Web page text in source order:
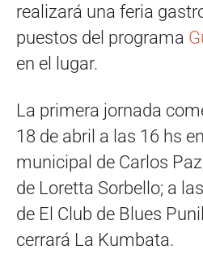
realizará una feria
puestos del programa
en el lugar.
La primera jornada
18 de abril a las 16 hs
municipal de Carlos
de Loretta Sorbello; a
de El Club de Blues
cerrará La Kumbata.